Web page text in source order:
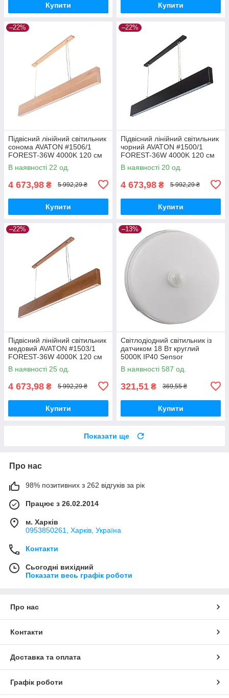
Купити Купити
–22%
Підвісний лінійний світильник
сонома AVATON #1506/1
FOREST-36W 4000K 120 см
(бук)
В наявності 22 од.
4 673,98 ₴ 5 992,29 ₴
Купити
–22%
Підвісний лінійний світильник
чорний AVATON #1500/1
FOREST-36W 4000K 120 см
(бук)
В наявності 20 од.
4 673,98 ₴ 5 992,29 ₴
Купити
–22%
Підвісний лінійний світильник
медовий AVATON #1503/1
FOREST-36W 4000K 120 см
(бук)
В наявності 25 од.
4 673,98 ₴ 5 992,29 ₴
Купити
–13%
Світлодіодний світильник із
датчиком 18 Вт круглий
5000К IP40 Sensor
В наявності 587 од.
321,51 ₴ 369,55 ₴
Купити
Показати ще
Про нас
98% позитивних з 262 відгуків за рік
Працює з 26.02.2014
м. Харків
0953850261, Харків, Україна
Контакти
Сьогодні вихідний
Показати весь графік роботи
Про нас
Контакти
Доставка та оплата
Графік роботи